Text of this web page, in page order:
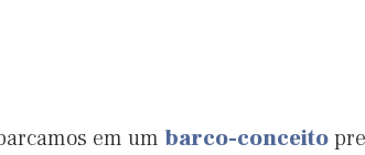
em um barco-conceito